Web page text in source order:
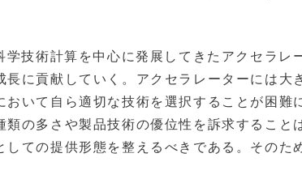
学技術計算を中心に発展してきたアクセラレ
に貢献していく。アクセラレーターには大
いて自ら適切な技術を選択することが困難
の多さや製品技術の優位性を訴求すること
ての提供形態を整えるべきである。そのた